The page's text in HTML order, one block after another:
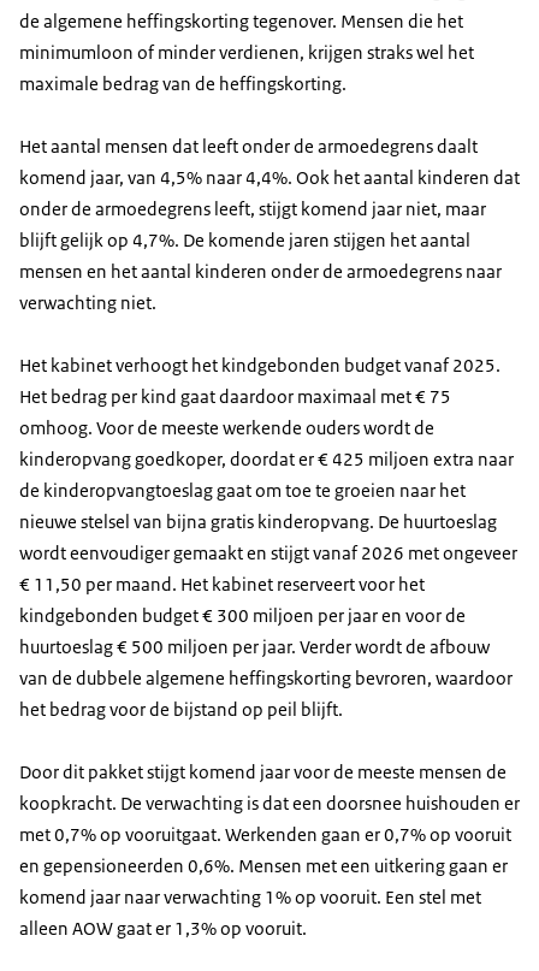
de algemene heffingskorting tegenover. Mensen die het
minimumloon of minder verdienen, krijgen straks wel het
maximale bedrag van de heffingskorting.
Het aantal mensen dat leeft onder de armoedegrens daalt
komend jaar, van 4,5% naar 4,4%. Ook het aantal kinderen dat
onder de armoedegrens leeft, stijgt komend jaar niet, maar
blijft gelijk op 4,7%. De komende jaren stijgen het aantal
mensen en het aantal kinderen onder de armoedegrens naar
verwachting niet.
Het kabinet verhoogt het kindgebonden budget vanaf 2025.
Het bedrag per kind gaat daardoor maximaal met € 75
omhoog. Voor de meeste werkende ouders wordt de
kinderopvang goedkoper, doordat er € 425 miljoen extra naar
de kinderopvangtoeslag gaat om toe te groeien naar het
nieuwe stelsel van bijna gratis kinderopvang. De huurtoeslag
wordt eenvoudiger gemaakt en stijgt vanaf 2026 met ongeveer
€ 11,50 per maand. Het kabinet reserveert voor het
kindgebonden budget € 300 miljoen per jaar en voor de
huurtoeslag € 500 miljoen per jaar. Verder wordt de afbouw
van de dubbele algemene heffingskorting bevroren, waardoor
het bedrag voor de bijstand op peil blijft.
Door dit pakket stijgt komend jaar voor de meeste mensen de
koopkracht. De verwachting is dat een doorsnee huishouden er
met 0,7% op vooruitgaat. Werkenden gaan er 0,7% op vooruit
en gepensioneerden 0,6%. Mensen met een uitkering gaan er
komend jaar naar verwachting 1% op vooruit. Een stel met
alleen AOW gaat er 1,3% op vooruit.